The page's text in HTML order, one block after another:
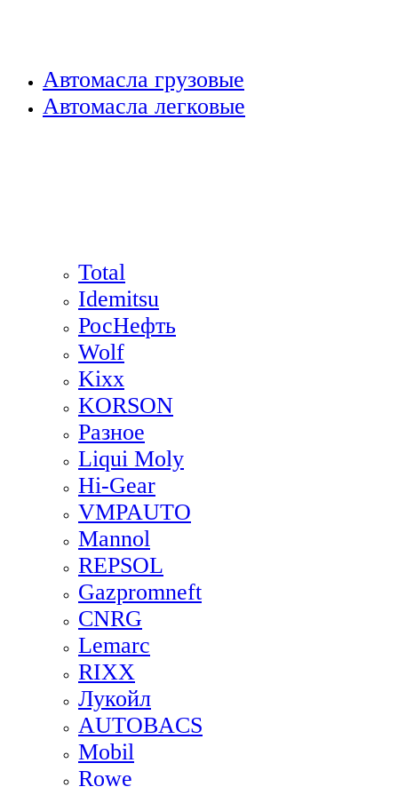
Автомасла грузовые
Автомасла легковые
Total
Idemitsu
РосНефть
Wolf
Kixx
KORSON
Разное
Liqui Moly
Hi-Gear
VMPAUTO
Mannol
REPSOL
Gazpromneft
CNRG
Lemarc
RIXX
Лукойл
AUTOBACS
Mobil
Rowe